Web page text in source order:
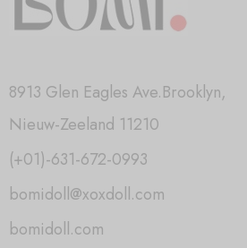
8913 Glen Eagles Ave.Brooklyn,
Nieuw-Zeeland 11210
(+01)-631-672-0993
bomidoll@xoxdoll.com
bomidoll.com